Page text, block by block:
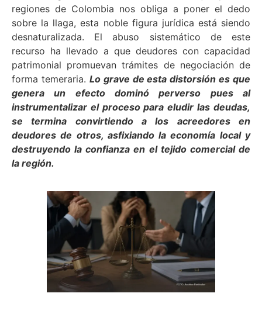
regiones de Colombia nos obliga a poner el dedo
sobre la llaga, esta noble figura jurídica está siendo
desnaturalizada. El abuso sistemático de este
recurso ha llevado a que deudores con capacidad
patrimonial promuevan trámites de negociación de
forma temeraria. Lo grave de esta distorsión es que
genera un efecto dominó perverso pues al
instrumentalizar el proceso para eludir las deudas,
se termina convirtiendo a los acreedores en
deudores de otros, asfixiando la economía local y
destruyendo la confianza en el tejido comercial de
la región.